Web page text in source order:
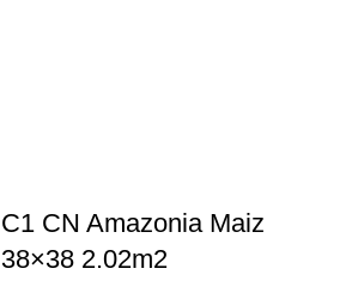
C1 CN Amazonia Maiz
38×38 2.02m2